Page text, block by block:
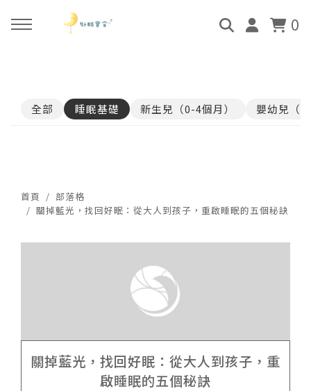
0
關於好眠師
好眠師服務
好眠師認證班
畢業顧問
諮詢服務
0-4個月
好眠學苑
學苑評價
全部 睡眠基礎 新生兒（0-4個月） 嬰幼兒（
首頁
部落格
關掉藍光，找回好眠：從大人到孩子，重啟睡眠的五個秘訣
關掉藍光，找回好眠：從大人到孩子，重
啟睡眠的五個秘訣